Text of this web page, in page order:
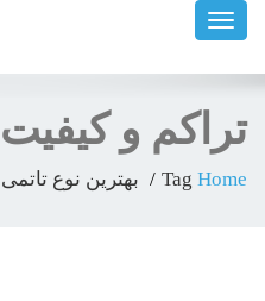
Toggle
navigation
تراكم و
Home بهترین نوع تاتمی